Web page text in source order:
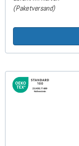
(Paketversand)